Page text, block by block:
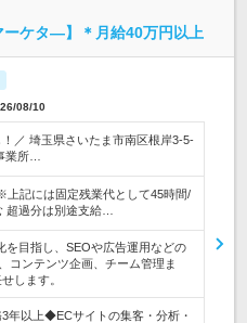
ーケタ―】＊月給40万円以上
08/10
／ 埼玉県さいたま市南区根岸3-5-
業所…
上記には固定残業代として45時間/
超過分は別途支給…
を目指し、SEOや広告運用などの
コンテンツ企画、チーム管理ま
します。
年以上◆ECサイトの集客・分析・